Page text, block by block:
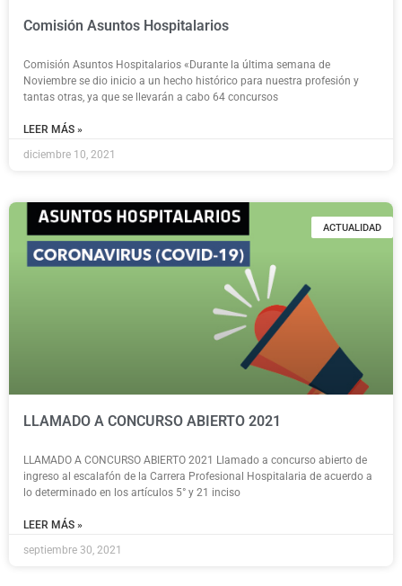
Comisión Asuntos Hospitalarios
Comisión Asuntos Hospitalarios «Durante la última semana de
Noviembre se dio inicio a un hecho histórico para nuestra profesión y
tantas otras, ya que se llevarán a cabo 64 concursos
LEER MÁS »
diciembre 10, 2021
ACTUALIDAD
LLAMADO A CONCURSO ABIERTO 2021
LLAMADO A CONCURSO ABIERTO 2021 Llamado a concurso abierto de
ingreso al escalafón de la Carrera Profesional Hospitalaria de acuerdo a
lo determinado en los artículos 5° y 21 inciso
LEER MÁS »
septiembre 30, 2021